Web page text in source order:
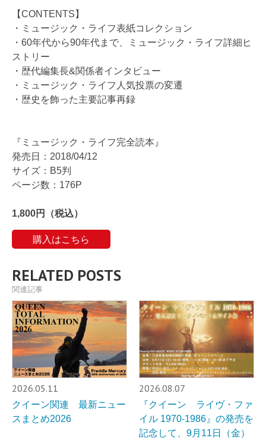
【CONTENTS】
・ミュージック・ライフ表紙コレクション
・60年代から90年代まで、ミュージック・ライフ詳細ヒ
ストリー
・歴代編集長&関係者インタビュー
・ミュージック・ライフ人気投票の変遷
・歴史を飾った主要記事再録
『ミュージック・ライフ完全読本』
発売日：2018/04/12
サイズ：B5判
ページ数：176P
1,800円（税込）
購入はこちら
RELATED POSTS
関連記事
2026.05.11
クイーン関連 最新ニュー
スまとめ2026
2026.08.07
『クイーン ライヴ・ファ
イル 1970-1986』の発売を
記念して、9月11日（金）